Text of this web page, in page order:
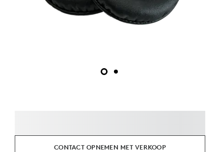
CONTACT OPNEMEN MET VERKOOP